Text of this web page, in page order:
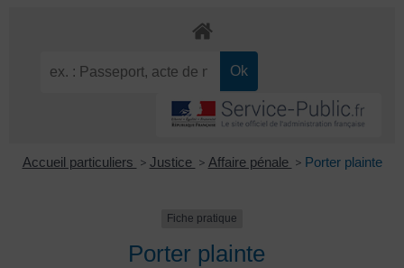
Accueil particuliers > Justice > Affaire pénale > Porter plainte
Fiche pratique
Porter plainte